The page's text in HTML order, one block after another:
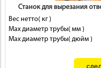
Станок для вырезания
Вес нетто( кг )
Max диаметр трубы( мм )
Max диаметр трубы( дюйм )